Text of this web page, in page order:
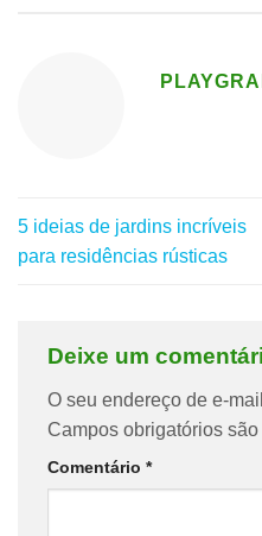
5 ideias de jardins incríveis
para residências rústicas
Deixe um
O seu endereço de e-
Campos obrigatórios
Comentário *